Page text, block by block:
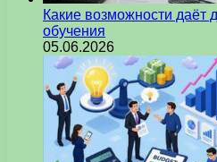
Какие возможности даёт
обучения
05.06.2026